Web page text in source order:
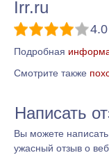
Irr.ru
4.0
Подробная
Смотрите также
Написать
Вы можете
ужасный отзыв о